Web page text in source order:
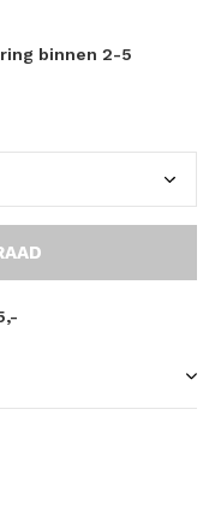
binnen 2-5